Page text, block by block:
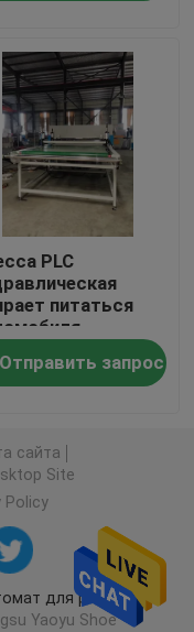
автомат для резки
руки качания
машина
PLC
питаться
для резки
Отправить запрос
сайта
Site
Policy
для резки
Yaoyu Shoe